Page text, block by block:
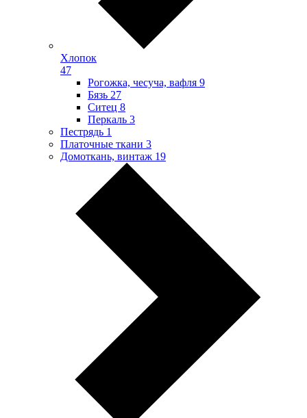
Хлопок
47
Рогожка, чесуча, вафля 9
Бязь 27
Ситец 8
Перкаль 3
Пестрядь 1
Платочные ткани 3
Домоткань, винтаж 19